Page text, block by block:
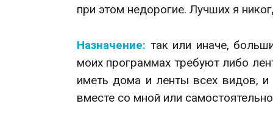
при этом недорогие. Лучших я
Назначение: так или иначе,
моих программах требуют либо
иметь дома и ленты всех видов, и
вместе со мной или